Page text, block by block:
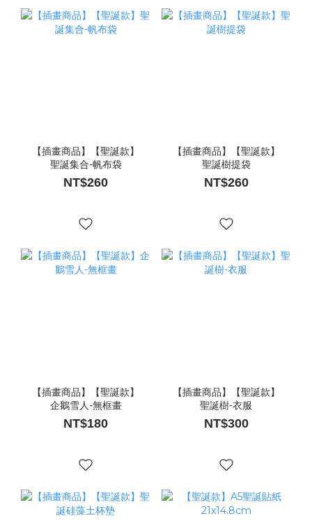
【插畫商品】【聖誕款】
聖誕集合-帆布袋
NT$260
【插畫商品】【聖誕款】
聖誕樹提袋
NT$260
【插畫商品】【聖誕款】
企鵝雪人-無框畫
NT$180
【插畫商品】【聖誕款】
聖誕樹-衣服
NT$300